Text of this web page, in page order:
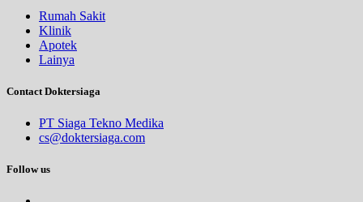
Rumah Sakit
Klinik
Apotek
Lainya
Contact Doktersiaga
PT Siaga Tekno Medika
cs@doktersiaga.com
Follow us